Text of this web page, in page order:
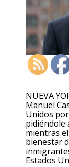
NUEVA
Manuel
Unidos
pidiéndole
mientras
bienestar
Estados